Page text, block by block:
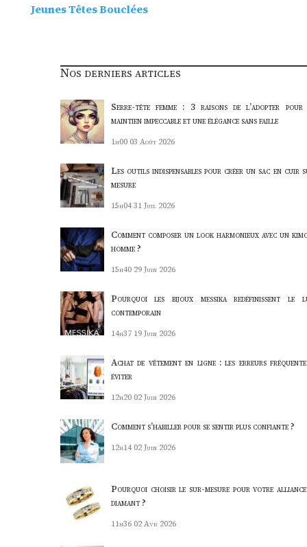
Jeunes Têtes Bouclées
Nos derniers articles
Serre-tête femme : 3 raisons de l’adopter pour
maintien impeccable et une élégance sans faille
1h00 03 Août 2026
Les outils indispensables pour créer un sac en cuir
mesure
15h04 31 Juil 2026
Comment composer un look harmonieux avec un
homme ?
15h40 29 Juin 2026
Pourquoi les bijoux messika redéfinissent le
contemporain
14h37 19 Juin 2026
Achat de vêtement en ligne : les erreurs
éviter
12h20 02 Juin 2026
Comment s’habiller pour se sentir plus confiante ?
12h14 02 Juin 2026
Pourquoi choisir le sur-mesure pour votre
diamant ?
11h36 02 Avr 2026